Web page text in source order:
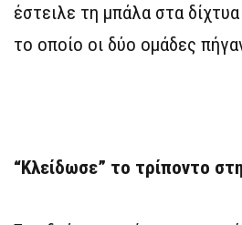
έστειλε τη μπάλα στα
το οποίο οι δύο ομάδες
“Κλείδωσε” το τρίποντο